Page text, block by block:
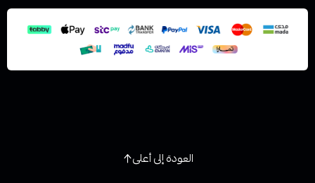
العودة إلى أعلى